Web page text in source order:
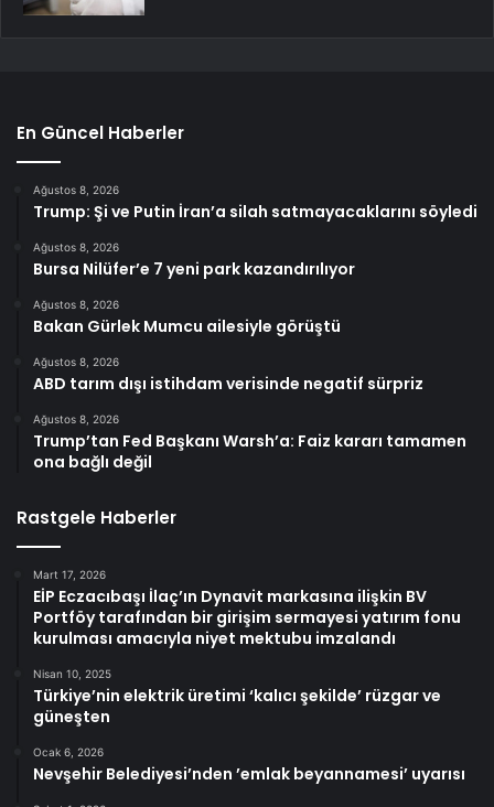
En Güncel Haberler
Ağustos 8, 2026
Trump: Şi ve Putin İran’a silah satmayacaklarını söyledi
Ağustos 8, 2026
Bursa Nilüfer’e 7 yeni park kazandırılıyor
Ağustos 8, 2026
Bakan Gürlek Mumcu ailesiyle görüştü
Ağustos 8, 2026
ABD tarım dışı istihdam verisinde negatif sürpriz
Ağustos 8, 2026
Trump’tan Fed Başkanı Warsh’a: Faiz kararı tamamen
ona bağlı değil
Rastgele Haberler
Mart 17, 2026
EİP Eczacıbaşı İlaç’ın Dynavit markasına ilişkin BV
Portföy tarafından bir girişim sermayesi yatırım fonu
kurulması amacıyla niyet mektubu imzalandı
Nisan 10, 2025
Türkiye’nin elektrik üretimi ‘kalıcı şekilde’ rüzgar ve
güneşten
Ocak 6, 2026
Nevşehir Belediyesi’nden ’emlak beyannamesi’ uyarısı